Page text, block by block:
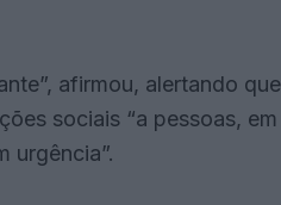
afirmou, alertando
sociais “a pessoas,
urgência”.